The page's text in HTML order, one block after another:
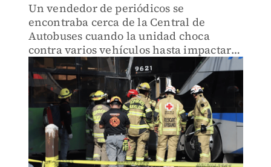
Un vendedor de periódicos se
encontraba cerca de la Central de
Autobuses cuando la unidad choca
contra varios vehículos hasta impactarse
contra ruta del transporte público.